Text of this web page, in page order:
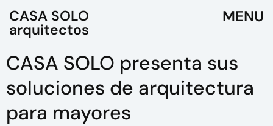
CASA SOLO
arquitectos
CASA SOLO presenta sus
soluciones de arquitectura
para mayores